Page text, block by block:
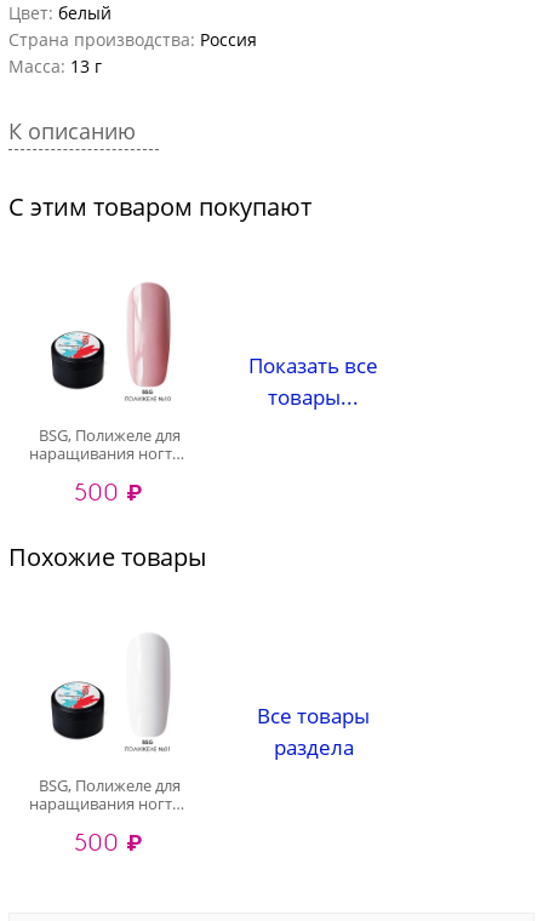
Цвет: белый
Страна производства: Россия
Масса: 13 г
К описанию
С этим товаром покупают
BSG, Полижеле для
наращивания ногтей
500 ₽
Показать все
товары...
Похожие товары
BSG, Полижеле для
наращивания ногтей
500 ₽
Все товары
раздела